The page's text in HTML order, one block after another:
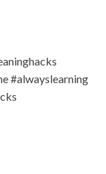
#alwayslearning